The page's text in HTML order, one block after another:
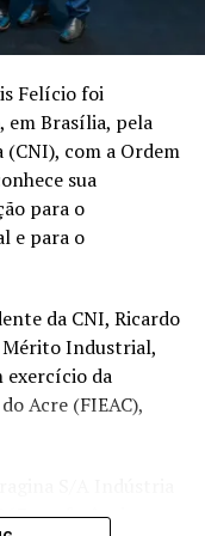
pode influenciar
Birimba
sobre tomada de
Felício foi
em Brasília, pela
com a Ordem
sua
para o
e para o
da CNI, Ricardo
Mérito Industrial,
exercício da
Acre (FIEAC),
e referência na